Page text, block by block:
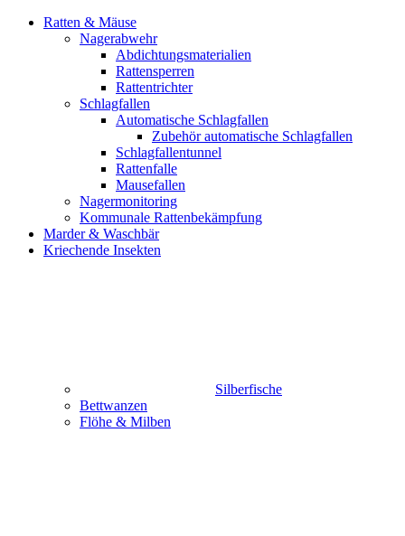
Ratten & Mäuse
Nagerabwehr
Abdichtungsmaterialien
Rattensperren
Rattentrichter
Schlagfallen
Automatische Schlagfallen
Zubehör automatische Schlagfallen
Schlagfallentunnel
Rattenfalle
Mausefallen
Nagermonitoring
Kommunale Rattenbekämpfung
Marder & Waschbär
Kriechende Insekten
Silberfische
Bettwanzen
Flöhe & Milben